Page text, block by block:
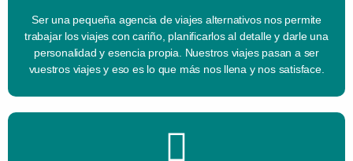
Ser una pequeña agencia de viajes alternativos nos permite
trabajar los viajes con cariño, planificarlos al detalle y darle una
personalidad y esencia propia. Nuestros viajes pasan a ser
vuestros viajes y eso es lo que más nos llena y nos satisface.